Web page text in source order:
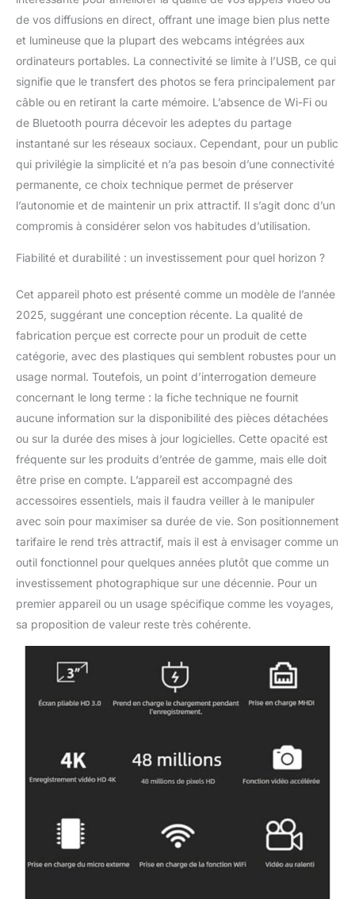
de vos diffusions en direct, offrant une image bien plus nette
et lumineuse que la plupart des webcams intégrées aux
ordinateurs portables. La connectivité se limite à l’USB, ce qui
signifie que le transfert des photos se fera principalement par
câble ou en retirant la carte mémoire. L’absence de Wi-Fi ou
de Bluetooth pourra décevoir les adeptes du partage
instantané sur les réseaux sociaux. Cependant, pour un public
qui privilégie la simplicité et n’a pas besoin d’une connectivité
permanente, ce choix technique permet de préserver
l’autonomie et de maintenir un prix attractif. Il s’agit donc d’un
compromis à considérer selon vos habitudes d’utilisation.
Fiabilité et durabilité : un investissement pour quel horizon ?
Cet appareil photo est présenté comme un modèle de l’année
2025, suggérant une conception récente. La qualité de
fabrication perçue est correcte pour un produit de cette
catégorie, avec des plastiques qui semblent robustes pour un
usage normal. Toutefois, un point d’interrogation demeure
concernant le long terme : la fiche technique ne fournit
aucune information sur la disponibilité des pièces détachées
ou sur la durée des mises à jour logicielles. Cette opacité est
fréquente sur les produits d’entrée de gamme, mais elle doit
être prise en compte. L’appareil est accompagné des
accessoires essentiels, mais il faudra veiller à le manipuler
avec soin pour maximiser sa durée de vie. Son positionnement
tarifaire le rend très attractif, mais il est à envisager comme un
outil fonctionnel pour quelques années plutôt que comme un
investissement photographique sur une décennie. Pour un
premier appareil ou un usage spécifique comme les voyages,
sa proposition de valeur reste très cohérente.